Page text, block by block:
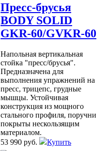
Пресс-брусья
BODY SOLID
GKR-60/GVKR-60
Напольная вертикальная
стойка "пресс/брусья".
Предназначена для
выполнения упражнений на
пресс, трицепс, грудные
мышцы. Устойчивая
конструкция из мощного
стального профиля, поручни
покрыты нескользящим
материалом.
53 990 руб.
Купить